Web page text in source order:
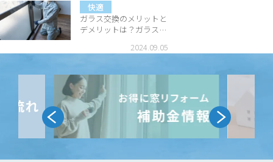
ガラス交換のメリットと
デメリットは？ガラスを
を解説
快適
2024.09.05